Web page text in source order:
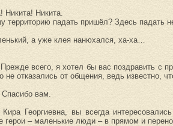
Никита! Никита.
территорию падать пришёл? Здесь падать
а уже клея нанюхался, ха-ха…
Прежде всего, я хотел бы вас поздравить с
не отказались от общения, ведь
Спасибо вам.
Кира Георгиевна, вы всегда
герои – маленькие люди – в прямом и